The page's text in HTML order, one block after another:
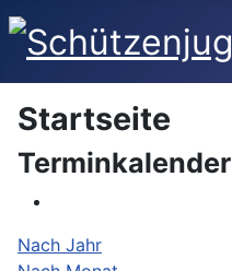
Startseite
Terminkalender
Nach Jahr